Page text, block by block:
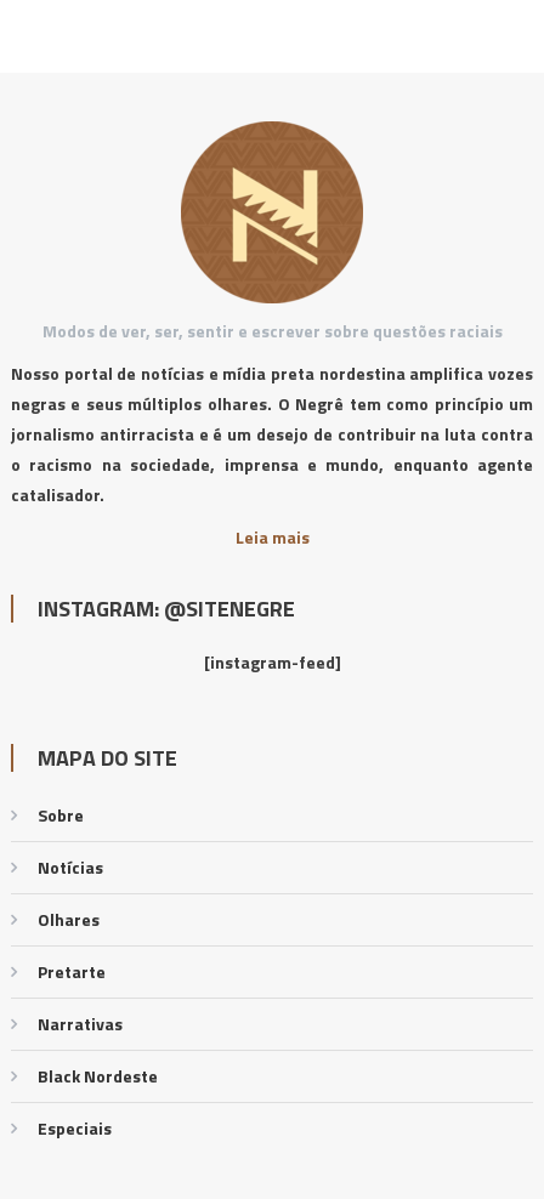
Modos de ver, ser, sentir e escrever sobre questões raciais
Nosso portal de notícias e mídia preta nordestina amplifica vozes
negras e seus múltiplos olhares. O Negrê tem como princípio um
jornalismo antirracista e é um desejo de contribuir na luta contra
o racismo na sociedade, imprensa e mundo, enquanto agente
catalisador.
Leia mais
INSTAGRAM: @SITENEGRE
[instagram-feed]
MAPA DO SITE
Sobre
Notícias
Olhares
Pretarte
Narrativas
Black Nordeste
Especiais